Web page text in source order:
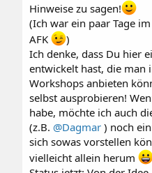
Hinweise zu sagen!
(Ich war ein paar Tage
AFK
)
Ich denke, dass Du hier
entwickelt hast, die man
Workshops anbieten
selbst ausprobieren!
habe, möchte ich auch
(z.B. @Dagmar ) noch
sich sowas vorstellen
vielleicht allein herum